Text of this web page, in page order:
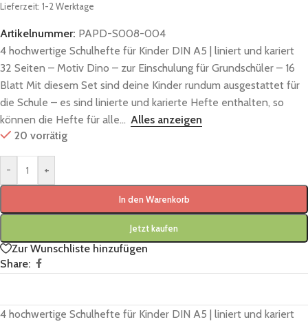
Lieferzeit: 1-2 Werktage
Artikelnummer: PAPD-S008-004
4 hochwertige Schulhefte für Kinder DIN A5 | liniert und kariert
32 Seiten – Motiv Dino – zur Einschulung für Grundschüler – 16
Blatt Mit diesem Set sind deine Kinder rundum ausgestattet für
die Schule – es sind linierte und karierte Hefte enthalten, so
können die Hefte für alle... Alles anzeigen
20 vorrätig
- +
In den Warenkorb
Jetzt kaufen
Zur Wunschliste hinzufügen
Share:
4 hochwertige Schulhefte für Kinder DIN A5 | liniert und kariert